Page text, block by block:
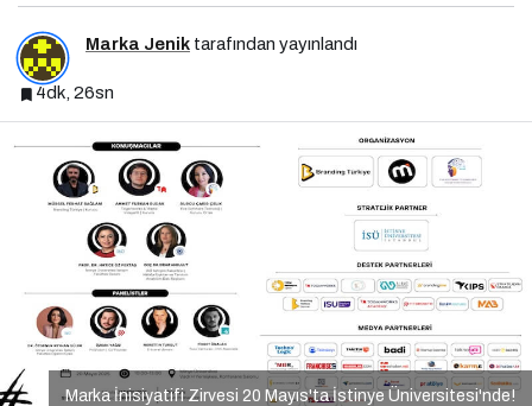
Marka Jenik tarafından yayınlandı
4dk, 26sn
Marka İnisiyatifi Zirvesi 20 Mayıs'ta İstinye Üniversitesi'nde!